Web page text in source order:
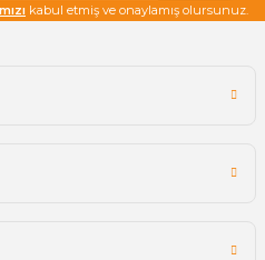
kabul etmiş ve onaylamış olursunuz.